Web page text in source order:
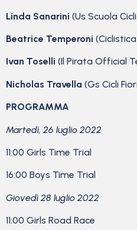
Linda Sanarini (Us Scuola
Beatrice Temperoni
Ivan Toselli (Il Pirata Official
Nicholas Travella (Gs Cicli
PROGRAMMA
Martedì, 26 luglio 2022
11:00 Girls Time Trial
16:00 Boys Time Trial
Giovedì 28 luglio 2022
11:00 Girls Road Race